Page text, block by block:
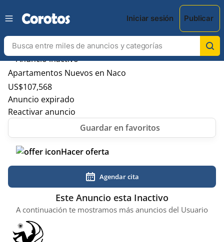
Iniciar sesión Publicar
Apartamentos Nuevos en Naco
US$107,568
Anuncio expirado
Reactivar anuncio
Hacer oferta
Agendar cita
Este Anuncio esta Inactivo
A continuación te mostramos más anuncios del Usuario